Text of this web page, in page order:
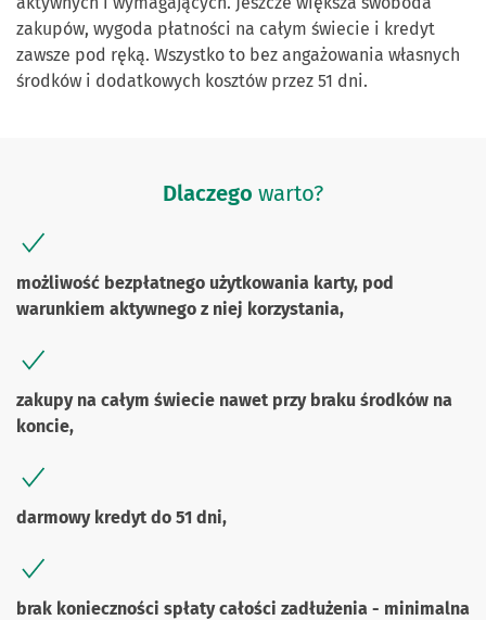
zakupów, wygoda płatności na całym świecie i kredyt
zawsze pod ręką. Wszystko to bez angażowania własnych
środków i dodatkowych kosztów przez 51 dni.
Dlaczego warto?
możliwość bezpłatnego użytkowania karty, pod
warunkiem aktywnego z niej korzystania,
zakupy na całym świecie nawet przy braku środków na
koncie,
darmowy kredyt do 51 dni,
brak konieczności spłaty całości zadłużenia - minimalna